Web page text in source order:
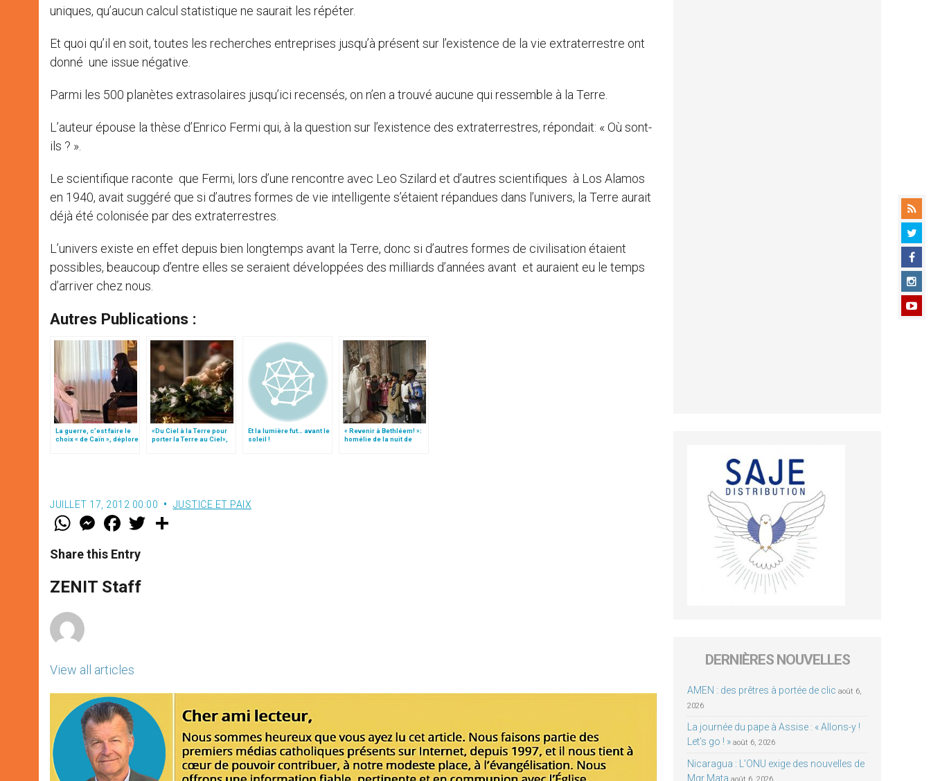
uniques, qu’aucun calcul statistique ne saurait les répéter.
Et quoi qu’il en soit, toutes les recherches entreprises jusqu’à présent sur l’existence de la vie extraterrestre ont
donné une issue négative.
Parmi les 500 planètes extrasolaires jusqu’ici recensés, on n’en a trouvé aucune qui ressemble à la Terre.
L’auteur épouse la thèse d’Enrico Fermi qui, à la question sur l’existence des extraterrestres, répondait: « Où sont-
ils ? ».
Le scientifique raconte que Fermi, lors d’une rencontre avec Leo Szilard et d’autres scientifiques à Los Alamos
en 1940, avait suggéré que si d’autres formes de vie intelligente s’étaient répandues dans l’univers, la Terre aurait
déjà été colonisée par des extraterrestres.
L’univers existe en effet depuis bien longtemps avant la Terre, donc si d’autres formes de civilisation étaient
possibles, beaucoup d’entre elles se seraient développées des milliards d’années avant et auraient eu le temps
d’arriver chez nous.
Autres Publications :
La guerre, c’est faire le
choix « de Caïn », déplore
«Du Ciel à la Terre pour
porter la Terre au Ciel»,
Et la lumière fut… avant le
soleil !
« Revenir à Bethléem! »:
homélie de la nuit de
Noël (texte complet)
JUILLET 17, 2012 00:00 JUSTICE ET PAIX
W
t
s
p
p
M
e
s
e
g
e
F
a
e
b
o
k
w
Share this Entry
ZENIT Staff
View all articles
DERNIÈRES NOUVELLES
AMEN : des prêtres à portée de clic août 6,
2026
La journée du pape à Assise : « Allons-y !
Let’s go ! » août 6, 2026
Nicaragua : L’ONU exige des nouvelles de
Mgr Mata